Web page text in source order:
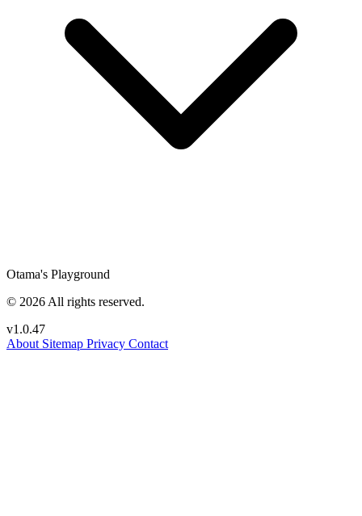
Otama's Playground
© 2026 All rights reserved.
v1.0.47
About Sitemap Privacy Contact